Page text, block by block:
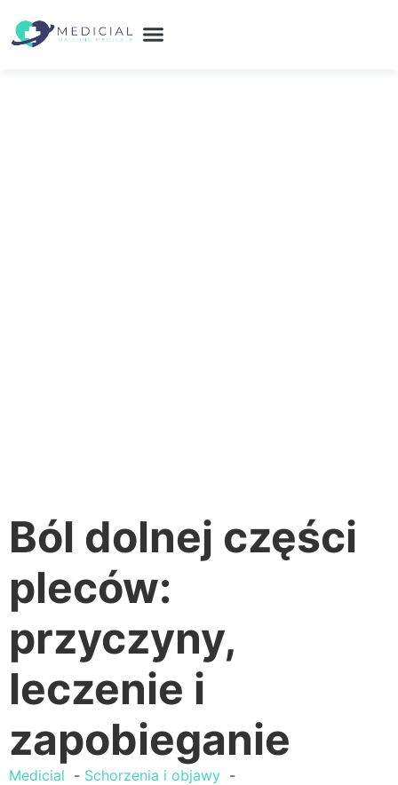
Ból dolnej części
pleców:
przyczyny,
leczenie i
zapobieganie
Medicial
Schorzenia i objawy